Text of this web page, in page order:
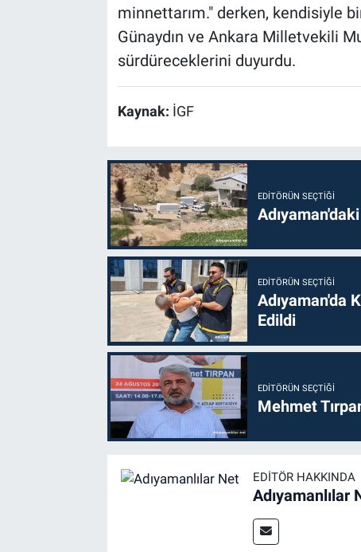
minnettarım." derken, kendisiyle
Günaydın ve Ankara Milletvekili
sürdüreceklerini duyurdu.
Kaynak: İGF
EDITÖRÜN SEÇTIĞI
EDITÖRÜN SEÇTIĞI
Adıyaman'da
Edildi
EDITÖRÜN SEÇTIĞI
Mehmet
EDITÖR HAKKINDA
Adıyamanlılar